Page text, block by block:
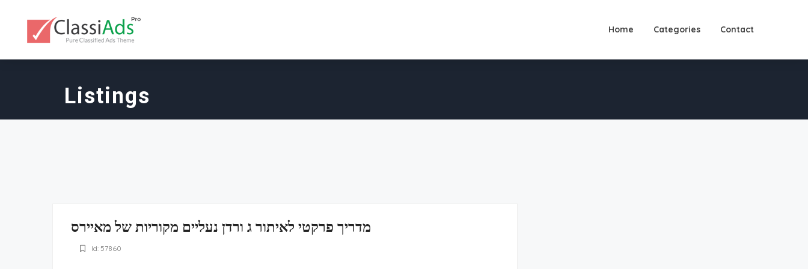
Home Categories Contact
Listings
מדריך פרקטי לאיתור ג ורדן נעליים מקוריות של מאיירס
Id: 57860